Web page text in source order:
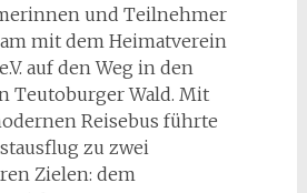
und Teilnehmer
mit dem Heimatverein
auf den Weg in den
Teutoburger Wald. Mit
Reisebus führte
zu zwei
Zielen: dem